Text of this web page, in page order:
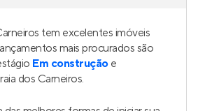
tem excelentes imóveis
mais procurados são
Em construçãoe
dos Carneiros.